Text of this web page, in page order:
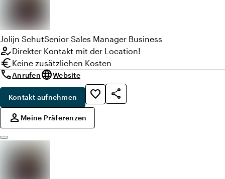
Jolijn SchutSenior Sales Manager Business
how_to_regDirekter Kontakt mit der Location!
euro Keine zusätzlichen Kosten
callAnrufenlanguageWebsite
Kontakt aufnehmen favorite_border
share
person Meine Präferenzen